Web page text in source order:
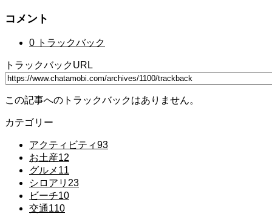
コメント
0 トラックバック
トラックバックURL
この記事へのトラックバックはありません。
カテゴリー
アクティビティ93
お土産12
グルメ 11
シロアリ 23
ビーチ10
交通110